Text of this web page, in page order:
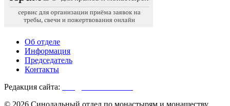
Об отделе
Информация
Председатель
Контакты
Редакция сайта:
© 2026 Синодальный отдел по монастырям и монашеству